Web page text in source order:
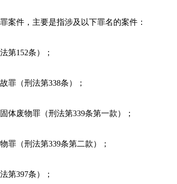
件，主要是指涉及以下罪名的案件：
152条）；
（刑法第338条）；
废物罪（刑法第339条第一款）；
（刑法第339条第二款）；
397条）；